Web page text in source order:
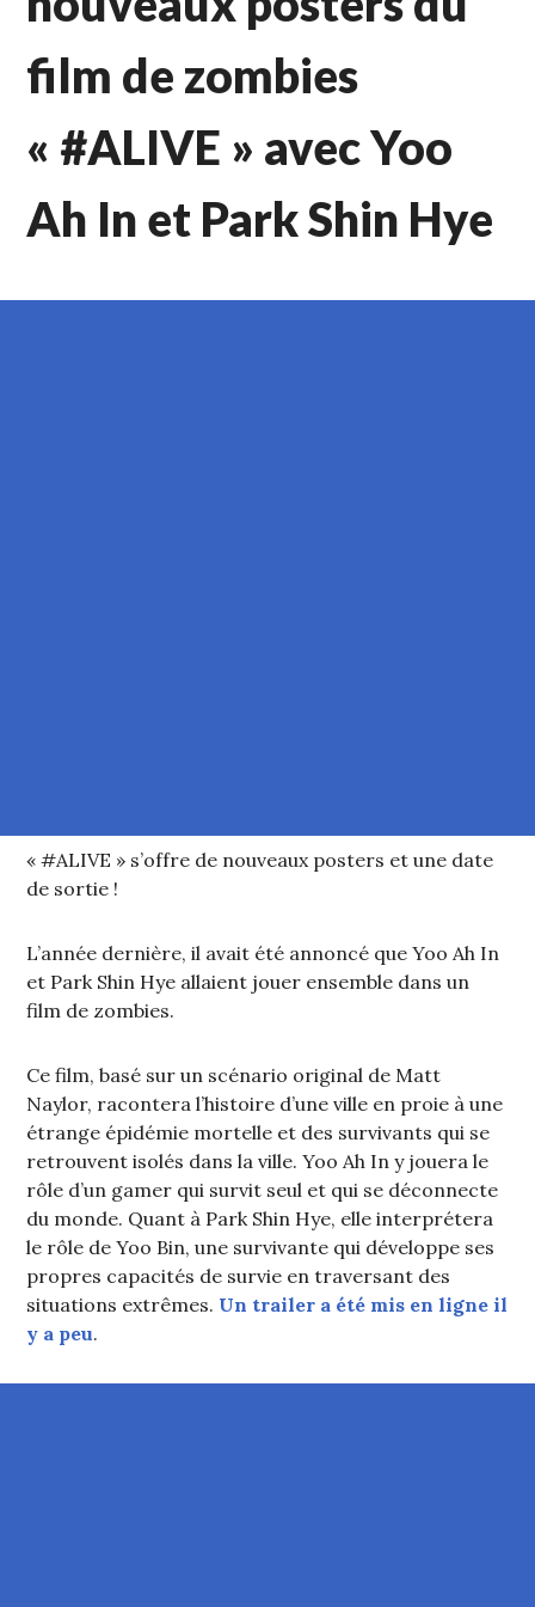
film de zombies
« #ALIVE » avec Yoo
Ah In et Park Shin Hye
« #ALIVE » s’offre de nouveaux posters et une date
de sortie !
L’année dernière, il avait été annoncé que Yoo Ah In
et Park Shin Hye allaient jouer ensemble dans un
film de zombies.
Ce film, basé sur un scénario original de Matt
Naylor, racontera l’histoire d’une ville en proie à une
étrange épidémie mortelle et des survivants qui se
retrouvent isolés dans la ville. Yoo Ah In y jouera le
rôle d’un gamer qui survit seul et qui se déconnecte
du monde. Quant à Park Shin Hye, elle interprétera
le rôle de Yoo Bin, une survivante qui développe ses
propres capacités de survie en traversant des
situations extrêmes. Un trailer a été mis en ligne il
y a peu.